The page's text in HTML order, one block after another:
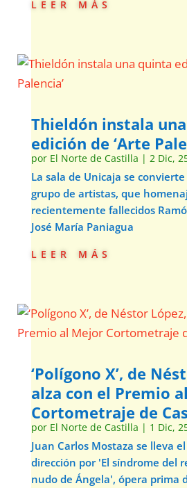
Thieldón instala
edición de ‘Arte
por El Norte de Castilla | 2 Dic,
La sala de Unicaja se
grupo de artistas, que
recientemente fallecidos
José María Paniagua
leer más
‘Polígono X’, de
alza con el Premio
Cortometraje de
por El Norte de Castilla | 1 Dic,
Juan Carlos Mostaza se lleva
dirección por 'El síndrome del
nudo de Ángela', ópera prima